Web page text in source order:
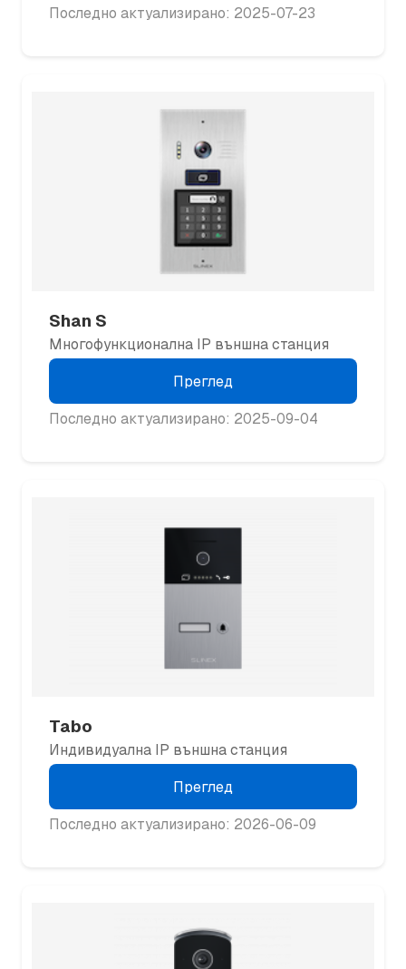
Последно актуализирано: 2025-07-23
Shan S
Многофункционална IP външна станция
Преглед
Последно актуализирано: 2025-09-04
Tabo
Индивидуална IP външна станция
Преглед
Последно актуализирано: 2026-06-09